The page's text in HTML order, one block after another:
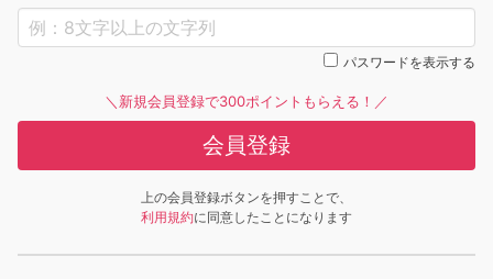
パスワードを表示する
＼新規会員登録で300ポイントもらえる！／
会員登録
上の会員登録ボタンを押すことで、
利用規約に同意したことになります